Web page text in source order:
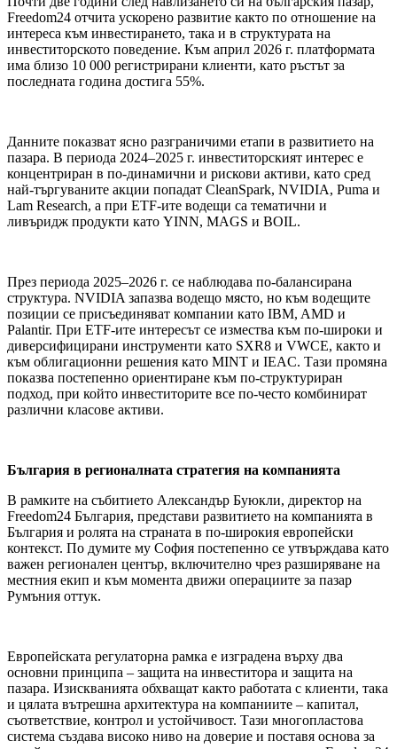
Freedom24 отчита ускорено развитие както по отношение на
интереса към инвестирането, така и в структурата на
инвеститорското поведение. Към април 2026 г. платформата
има близо 10 000 регистрирани клиенти, като ръстът за
последната година достига 55%.
Данните показват ясно разграничими етапи в развитието на
пазара. В периода 2024–2025 г. инвеститорският интерес е
концентриран в по-динамични и рискови активи, като сред
най-търгуваните акции попадат CleanSpark, NVIDIA, Puma и
Lam Research, а при ETF-ите водещи са тематични и
ливъридж продукти като YINN, MAGS и BOIL.
През периода 2025–2026 г. се наблюдава по-балансирана
структура. NVIDIA запазва водещо място, но към водещите
позиции се присъединяват компании като IBM, AMD и
Palantir. При ETF-ите интересът се измества към по-широки и
диверсифицирани инструменти като SXR8 и VWCE, както и
към облигационни решения като MINT и IEAC. Тази промяна
показва постепенно ориентиране към по-структуриран
подход, при който инвеститорите все по-често комбинират
различни класове активи.
България в регионалната стратегия на компанията
В рамките на събитието Александър Буюкли, директор на
Freedom24 България, представи развитието на компанията в
България и ролята на страната в по-широкия европейски
контекст. По думите му София постепенно се утвърждава като
важен регионален център, включително чрез разширяване на
местния екип и към момента движи операциите за пазар
Румъния оттук.
Европейската регулаторна рамка е изградена върху два
основни принципа – защита на инвеститора и защита на
пазара. Изискванията обхващат както работата с клиенти, така
и цялата вътрешна архитектура на компаниите – капитал,
съответствие, контрол и устойчивост. Тази многопластова
система създава високо ниво на доверие и поставя основа за